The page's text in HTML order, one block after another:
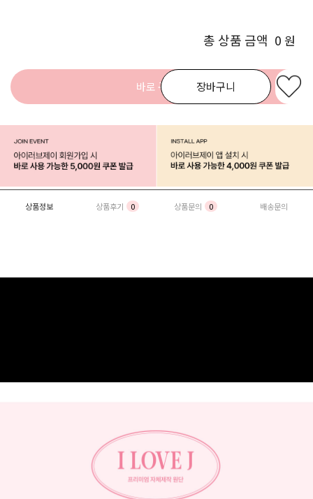
총 상품 금액 0 원
장바구니
바로 구매
상품정보 상품후기 0 상품문의 0 배송문의